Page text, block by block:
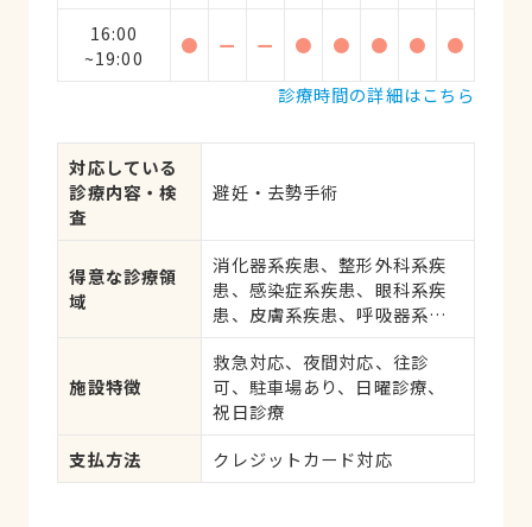
16:00
~19:00
● ー ー ● ● ● ●
●
診療時間の詳細はこちら
対応している
診療内容・検
査
避妊・去勢手術
得意な診療領
域
消化器系疾患、整形外科系疾
患、感染症系疾患、眼科系疾
患、皮膚系疾患、呼吸器系疾
瘍・がん
施設特徴
救急対応、夜間対応、往診
可、駐車場あり、日曜診療、
祝日診療
支払方法
クレジットカード対応